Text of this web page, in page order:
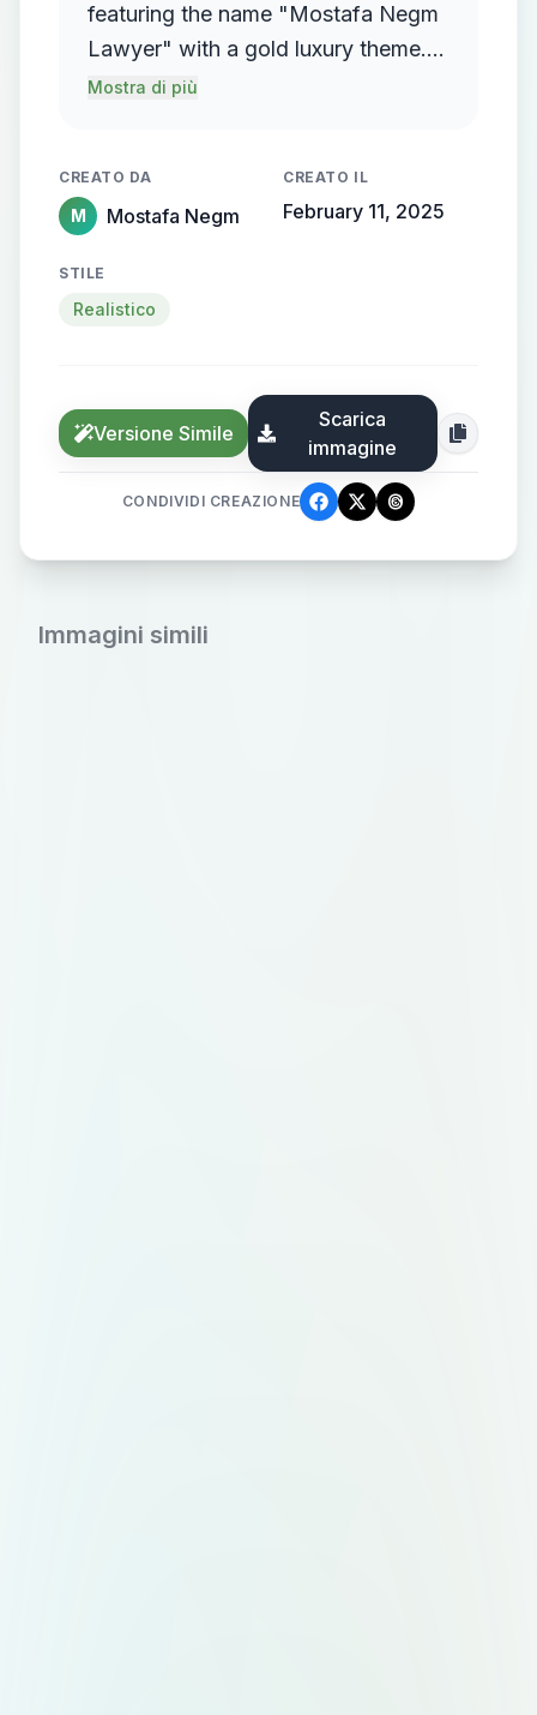
featuring the name "Mostafa Negm
Lawyer" with a gold luxury theme.
The logo should incorporate a
protruding from the background,
creating a sense of motion and
Mostra di più
CREATO DA
M Mostafa Negm
CREATO IL
February 11, 2025
STILE
Realistico
Versione Simile
Scarica
immagine
CONDIVIDI CREAZIONE
Immagini simili